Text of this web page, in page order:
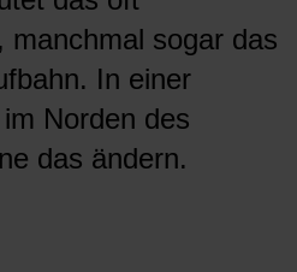
manchmal sogar das
In einer
Norden des
das ändern.